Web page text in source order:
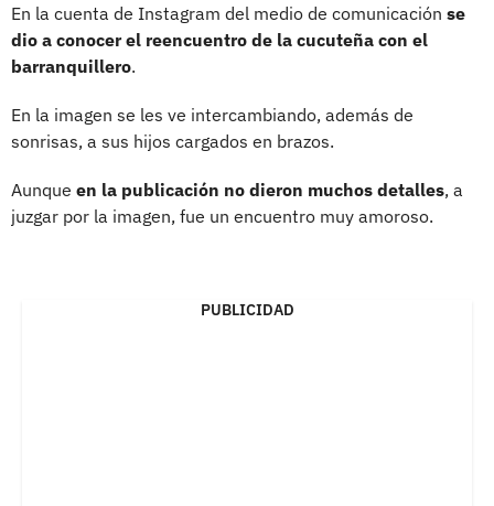
En la cuenta de Instagram del medio de comunicación se
dio a conocer el reencuentro de la cucuteña con el
barranquillero.
En la imagen se les ve intercambiando, además de
sonrisas, a sus hijos cargados en brazos.
Aunque en la publicación no dieron muchos detalles, a
juzgar por la imagen, fue un encuentro muy amoroso.
PUBLICIDAD